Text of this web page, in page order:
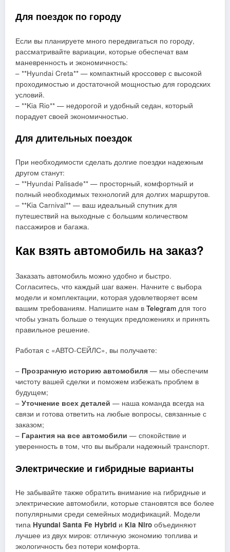
Для поездок по городу
Если вы планируете много передвигаться по городу,
рассматривайте вариации, которые обеспечат вам
маневренность и экономичность:
– **Hyundai Creta** — компактный кроссовер с высокой
проходимостью и достаточной мощностью для городских
условий.
– **Kia Rio** — недорогой и удобный седан, который
порадует своей экономичностью.
Для длительных поездок
При необходимости сделать долгие поездки надежным
другом станут:
– **Hyundai Palisade** — просторный, комфортный и
полный необходимых технологий для долгих маршрутов.
– **Kia Carnival** — ваш идеальный спутник для
путешествий на выходные с большим количеством
пассажиров и багажа.
Как взять автомобиль на заказ?
Заказать автомобиль можно удобно и быстро.
Согласитесь, что каждый шаг важен. Начните с выбора
модели и комплектации, которая удовлетворяет всем
вашим требованиям. Напишите нам в Telegram для того
чтобы узнать больше о текущих предложениях и принять
правильное решение.
Работая с «АВТО-СЕЙЛС», вы получаете:
– Прозрачную историю автомобиля — мы обеспечим
чистоту вашей сделки и поможем избежать проблем в
будущем;
– Уточнение всех деталей — наша команда всегда на
связи и готова ответить на любые вопросы, связанные с
заказом;
– Гарантия на все автомобили — спокойствие и
уверенность в том, что вы выбрали надежный транспорт.
Электрические и гибридные варианты
Не забывайте также обратить внимание на гибридные и
электрические автомобили, которые становятся все более
популярными среди семейных модификаций. Модели
типа Hyundai Santa Fe Hybrid и Kia Niro объединяют
лучшее из двух миров: отличную экономию топлива и
экологичность без потери комфорта.